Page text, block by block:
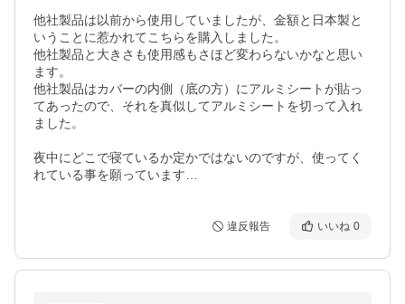
他社製品は以前から使用していましたが、金額と日本製と
いうことに惹かれてこちらを購入しました。
他社製品と大きさも使用感もさほど変わらないかなと思い
ます。
他社製品はカバーの内側（底の方）にアルミシートが貼っ
てあったので、それを真似してアルミシートを切って入れ
ました。
夜中にどこで寝ているか定かではないのですが、使ってく
れている事を願っています…
違反報告 いいね 0